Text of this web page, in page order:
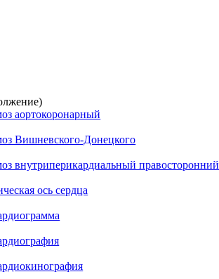
аортокоронарный
Вишневского-Донецкого
внутриперикардиальный правосторонний
ось сердца